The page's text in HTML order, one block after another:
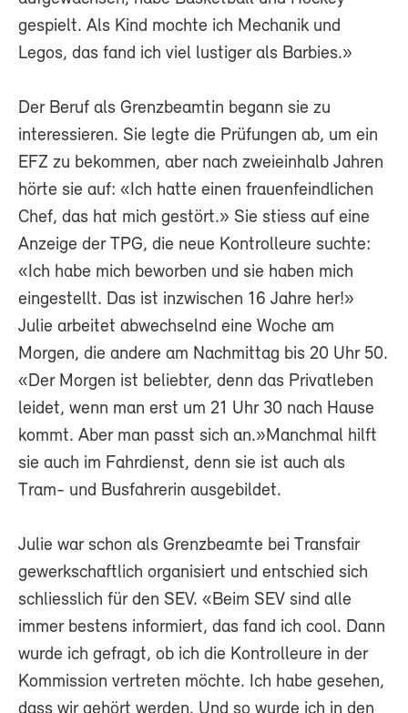
gespielt. Als Kind mochte ich Mechanik und
Legos, das fand ich viel lustiger als Barbies.»
Der Beruf als Grenzbeamtin begann sie zu
interessieren. Sie legte die Prüfungen ab, um ein
EFZ zu bekommen, aber nach zweieinhalb Jahren
hörte sie auf: «Ich hatte einen frauenfeindlichen
Chef, das hat mich gestört.» Sie stiess auf eine
Anzeige der TPG, die neue Kontrolleure suchte:
«Ich habe mich beworben und sie haben mich
eingestellt. Das ist inzwischen 16 Jahre her!»
Julie arbeitet abwechselnd eine Woche am
Morgen, die andere am Nachmittag bis 20 Uhr 50.
«Der Morgen ist beliebter, denn das Privatleben
leidet, wenn man erst um 21 Uhr 30 nach Hause
kommt. Aber man passt sich an.»Manchmal hilft
sie auch im Fahrdienst, denn sie ist auch als
Tram- und Busfahrerin ausgebildet.
Julie war schon als Grenzbeamte bei Transfair
gewerkschaftlich organisiert und entschied sich
schliesslich für den SEV. «Beim SEV sind alle
immer bestens informiert, das fand ich cool. Dann
wurde ich gefragt, ob ich die Kontrolleure in der
Kommission vertreten möchte. Ich habe gesehen,
dass wir gehört werden. Und so wurde ich in den